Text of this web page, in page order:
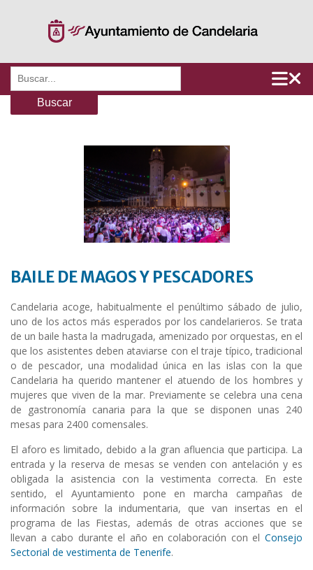
Buscar:
BAILE DE MAGOS Y PESCADORES
Candelaria acoge, habitualmente el penúltimo sábado de julio,
uno de los actos más esperados por los candelarieros. Se trata
de un baile hasta la madrugada, amenizado por orquestas, en el
que los asistentes deben ataviarse con el traje típico, tradicional
o de pescador, una modalidad única en las islas con la que
Candelaria ha querido mantener el atuendo de los hombres y
mujeres que viven de la mar. Previamente se celebra una cena
de gastronomía canaria para la que se disponen unas 240
mesas para 2400 comensales.
El aforo es limitado, debido a la gran afluencia que participa. La
entrada y la reserva de mesas se venden con antelación y es
obligada la asistencia con la vestimenta correcta. En este
sentido, el Ayuntamiento pone en marcha campañas de
información sobre la indumentaria, que van insertas en el
programa de las Fiestas, además de otras acciones que se
llevan a cabo durante el año en colaboración con el Consejo
Sectorial de vestimenta de Tenerife.